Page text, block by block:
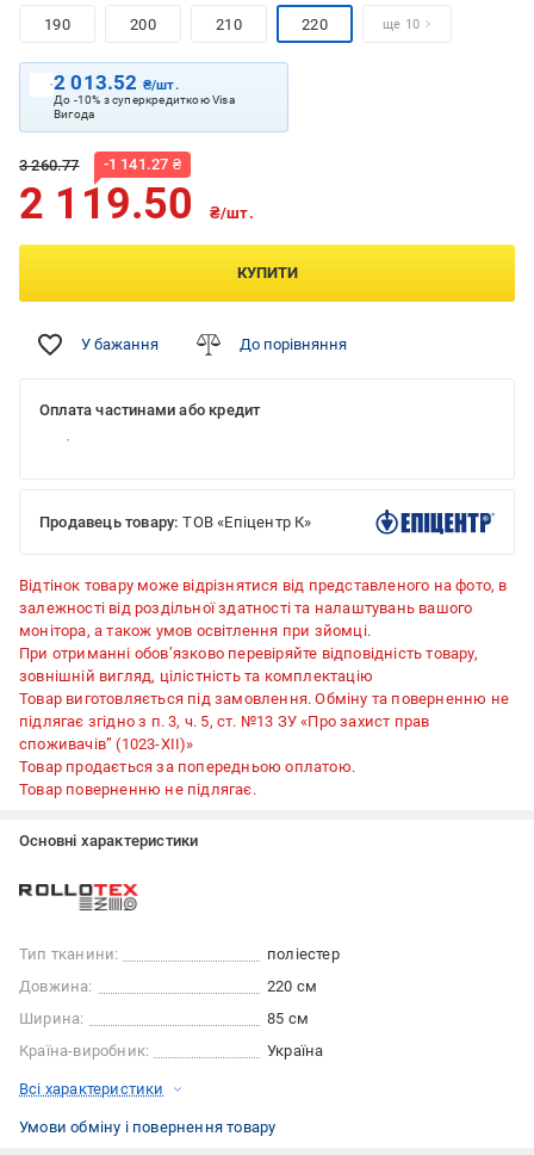
190 200 210 220 ще 10
2 013.52 ₴/шт.
До -10% з суперкредиткою Visa
Вигода
3 260.77 -1 141.27 ₴
2 119.50 ₴/шт.
КУПИТИ
У бажання До порівняння
Оплата частинами або кредит
Продавець товару: ТОВ «Епіцентр К»
Відтінок товару може відрізнятися від представленого на фото, в
залежності від роздільної здатності та налаштувань вашого
монітора, а також умов освітлення при зйомці.
При отриманні обов’язково перевіряйте відповідність товару,
зовнішній вигляд, цілістність та комплектацію
Товар виготовляється під замовлення. Обміну та поверненню не
підлягає згідно з п. 3, ч. 5, ст. №13 ЗУ «Про захист прав
споживачів” (1023-XII)»
Товар продається за попередньою оплатою.
Товар поверненню не підлягає.
Основні характеристики
Тип тканини:
поліестер
Довжина:
220 см
Ширина:
85 см
Країна-виробник:
Україна
Всі характеристики
Умови обміну і повернення товару